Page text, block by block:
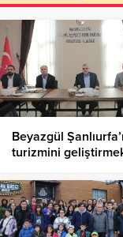
Beyazgül
turizmini